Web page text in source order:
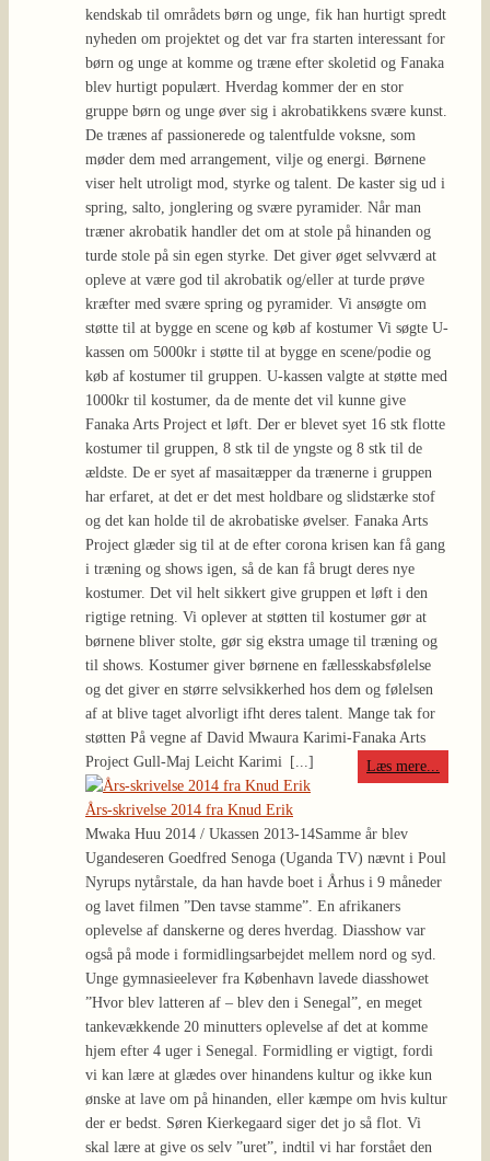
kendskab til områdets børn og unge, fik han hurtigt spredt
nyheden om projektet og det var fra starten interessant for
børn og unge at komme og træne efter skoletid og Fanaka
blev hurtigt populært. Hverdag kommer der en stor
gruppe børn og unge øver sig i akrobatikkens svære kunst.
De trænes af passionerede og talentfulde voksne, som
møder dem med arrangement, vilje og energi. Børnene
viser helt utroligt mod, styrke og talent. De kaster sig ud i
spring, salto, jonglering og svære pyramider. Når man
træner akrobatik handler det om at stole på hinanden og
turde stole på sin egen styrke. Det giver øget selvværd at
opleve at være god til akrobatik og/eller at turde prøve
kræfter med svære spring og pyramider. Vi ansøgte om
støtte til at bygge en scene og køb af kostumer Vi søgte U-
kassen om 5000kr i støtte til at bygge en scene/podie og
køb af kostumer til gruppen. U-kassen valgte at støtte med
1000kr til kostumer, da de mente det vil kunne give
Fanaka Arts Project et løft. Der er blevet syet 16 stk flotte
kostumer til gruppen, 8 stk til de yngste og 8 stk til de
ældste. De er syet af masaitæpper da trænerne i gruppen
har erfaret, at det er det mest holdbare og slidstærke stof
og det kan holde til de akrobatiske øvelser. Fanaka Arts
Project glæder sig til at de efter corona krisen kan få gang
i træning og shows igen, så de kan få brugt deres nye
kostumer. Det vil helt sikkert give gruppen et løft i den
rigtige retning. Vi oplever at støtten til kostumer gør at
børnene bliver stolte, gør sig ekstra umage til træning og
til shows. Kostumer giver børnene en fællesskabsfølelse
og det giver en større selvsikkerhed hos dem og følelsen
af at blive taget alvorligt ifht deres talent. Mange tak for
støtten På vegne af David Mwaura Karimi-Fanaka Arts
Project Gull-Maj Leicht Karimi
[...] Læs mere...
Års-skrivelse 2014 fra Knud Erik
Mwaka Huu 2014 / Ukassen 2013-14Samme år blev
Ugandeseren Goedfred Senoga (Uganda TV) nævnt i Poul
Nyrups nytårstale, da han havde boet i Århus i 9 måneder
og lavet filmen ”Den tavse stamme”. En afrikaners
oplevelse af danskerne og deres hverdag. Diasshow var
også på mode i formidlingsarbejdet mellem nord og syd.
Unge gymnasieelever fra København lavede diasshowet
”Hvor blev latteren af – blev den i Senegal”, en meget
tankevækkende 20 minutters oplevelse af det at komme
hjem efter 4 uger i Senegal. Formidling er vigtigt, fordi
vi kan lære at glædes over hinandens kultur og ikke kun
ønske at lave om på hinanden, eller kæmpe om hvis kultur
der er bedst. Søren Kierkegaard siger det jo så flot. Vi
skal lære at give os selv ”uret”, indtil vi har forstået den